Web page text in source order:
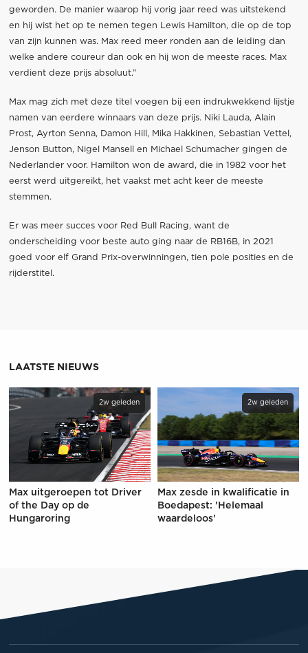
geworden. De manier waarop hij vorig jaar reed was uitstekend
en hij wist het op te nemen tegen Lewis Hamilton, die op de top
van zijn kunnen was. Max reed meer ronden aan de leiding dan
welke andere coureur dan ook en hij won de meeste races. Max
verdient deze prijs absoluut.”
Max mag zich met deze titel voegen bij een indrukwekkend lijstje
namen van eerdere winnaars van deze prijs. Niki Lauda, Alain
Prost, Ayrton Senna, Damon Hill, Mika Hakkinen, Sebastian Vettel,
Jenson Button, Nigel Mansell en Michael Schumacher gingen de
Nederlander voor. Hamilton won de award, die in 1982 voor het
eerst werd uitgereikt, het vaakst met acht keer de meeste
stemmen.
Er was meer succes voor Red Bull Racing, want de
onderscheiding voor beste auto ging naar de RB16B, in 2021
goed voor elf Grand Prix-overwinningen, tien pole posities en de
rijderstitel.
LAATSTE NIEUWS
2w geleden
Max uitgeroepen tot Driver
of the Day op de
Hungaroring
2w geleden
Max zesde in kwalificatie in
Boedapest: 'Helemaal
waardeloos'